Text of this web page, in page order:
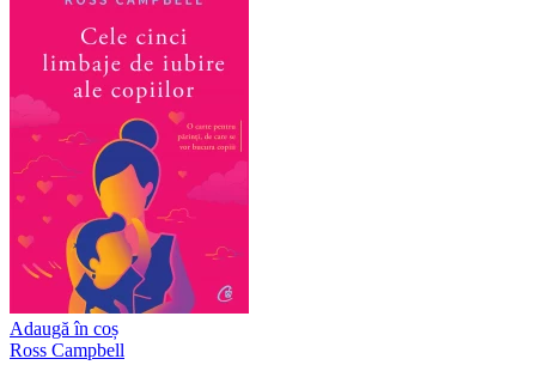
Adaugă în coș
Ross Campbell